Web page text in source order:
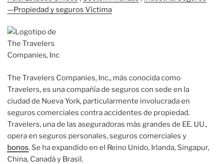
—Propiedad y seguros Víctima
The Travelers Companies, Inc., más conocida como
Travelers, es una compañía de seguros con sede en la
ciudad de Nueva York, particularmente involucrada en
seguros comerciales contra accidentes de propiedad.
Travelers, una de las aseguradoras más grandes de EE. UU.,
opera en seguros personales, seguros comerciales y
bonos. Se ha expandido en el Reino Unido, Irlanda, Singapur,
China, Canadá y Brasil.